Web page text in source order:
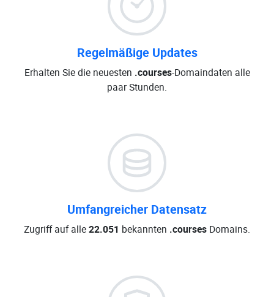
Regelmäßige Updates
Erhalten Sie die neuesten .courses-Domaindaten alle
paar Stunden.
Umfangreicher Datensatz
Zugriff auf alle22.051 bekannten .courses Domains.